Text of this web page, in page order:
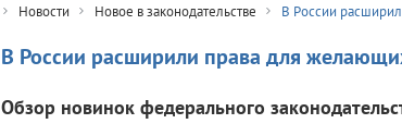
Новости Новое в законодательстве В России
В России расширили права для
Обзор новинок федерального